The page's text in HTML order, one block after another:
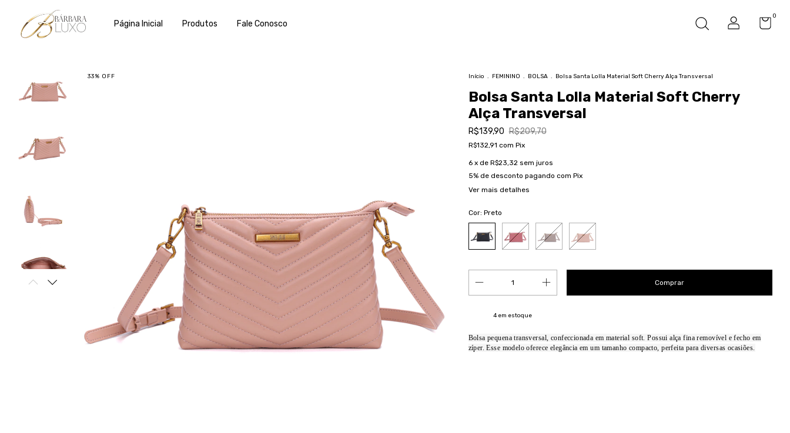
Página Inicial Produtos Fale Conosco
0
33% OFF Início . FEMININO . BOLSA . Bolsa Santa Lolla Material Soft Cherry Alça Transversal
Bolsa Santa Lolla Material Soft Cherry
Alça Transversal
R$139,90 R$209,70
R$132,91 com Pix
6 x de R$23,32 sem juros
5% de desconto pagando com Pix
Ver mais detalhes
Cor: Preto
4 em estoque
Bolsa pequena transversal, confeccionada em material soft. Possui alça fina removível e fecho em
zíper. Esse modelo oferece elegância em um tamanho compacto, perfeita para diversas ocasiões.